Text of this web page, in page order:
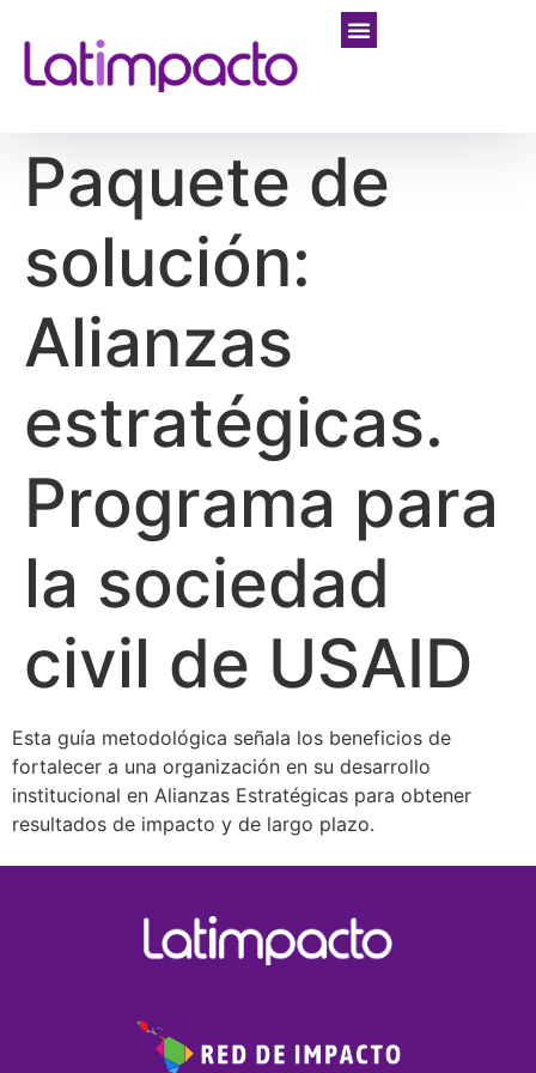
Paquete de
solución:
Alianzas
estratégicas.
Programa para
la sociedad
civil de USAID
Esta guía metodológica señala los beneficios de
fortalecer a una organización en su desarrollo
institucional en Alianzas Estratégicas para obtener
resultados de impacto y de largo plazo.